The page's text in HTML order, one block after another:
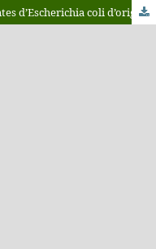
Détection de souches multi-résistantes d’Escherichia coli d’origine aviaire dans la région de Rabat-Salé-Zemmour-Zaer